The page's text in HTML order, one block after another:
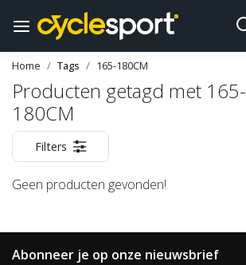
Home Tags 165-180CM
Producten getagd met 165-
180CM
Filters
Geen producten gevonden!
Abonneer je op onze nieuwsbrief